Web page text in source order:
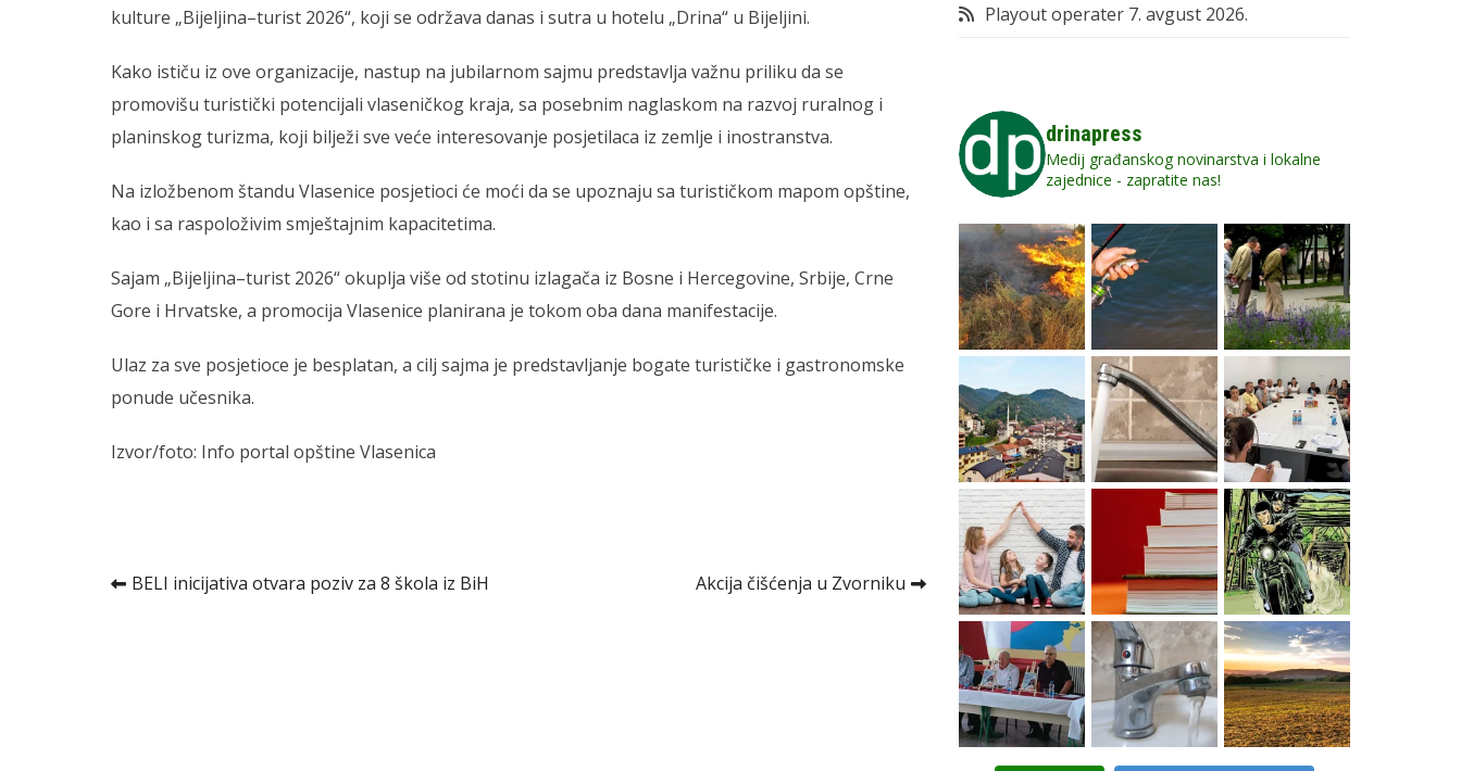
kulture „Bijeljina–turist 2026“, koji se održava danas i sutra u hotelu „Drina“ u Bijeljini.
Kako ističu iz ove organizacije, nastup na jubilarnom sajmu predstavlja važnu priliku da se
promovišu turistički potencijali vlaseničkog kraja, sa posebnim naglaskom na razvoj ruralnog i
planinskog turizma, koji bilježi sve veće interesovanje posjetilaca iz zemlje i inostranstva.
Na izložbenom štandu Vlasenice posjetioci će moći da se upoznaju sa turističkom mapom opštine,
kao i sa raspoloživim smještajnim kapacitetima.
Sajam „Bijeljina–turist 2026“ okuplja više od stotinu izlagača iz Bosne i Hercegovine, Srbije, Crne
Gore i Hrvatske, a promocija Vlasenice planirana je tokom oba dana manifestacije.
Ulaz za sve posjetioce je besplatan, a cilj sajma je predstavljanje bogate turističke i gastronomske
ponude učesnika.
Izvor/foto: Info portal opštine Vlasenica
Kretanje
BELI inicijativa otvara poziv za 8 škola iz BiH Akcija čišćenja u Zvorniku
Playout operater 7. avgust 2026.
drinapress
Medij građanskog novinarstva i lokalne
zajednice - zapratite nas!